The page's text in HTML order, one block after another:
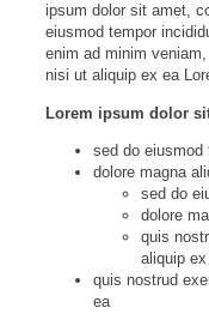
ipsum dolor sit amet,
eiusmod tempor
enim ad minim
nisi ut aliquip ex ea
Lorem ipsum dolor
sed do eiusmod
dolore magna
sed do
dolore
quis
aliquip
quis nostrud
ea